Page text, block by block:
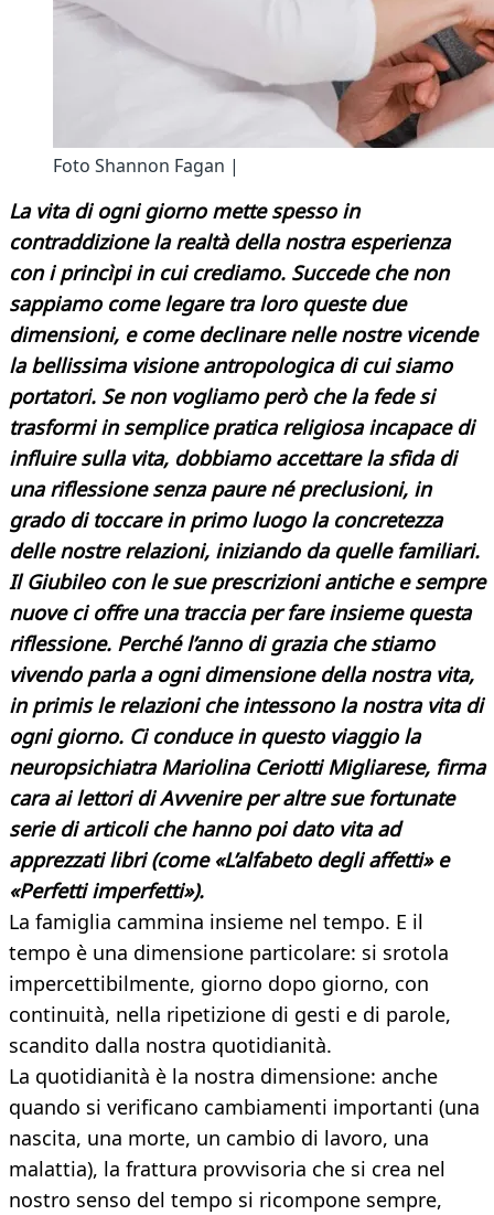
Foto Shannon Fagan |
La vita di ogni giorno mette spesso in
contraddizione la realtà della nostra esperienza
con i princìpi in cui crediamo. Succede che non
sappiamo come legare tra loro queste due
dimensioni, e come declinare nelle nostre vicende
la bellissima visione antropologica di cui siamo
portatori. Se non vogliamo però che la fede si
trasformi in semplice pratica religiosa incapace di
influire sulla vita, dobbiamo accettare la sfida di
una riflessione senza paure né preclusioni, in
grado di toccare in primo luogo la concretezza
delle nostre relazioni, iniziando da quelle familiari.
Il Giubileo con le sue prescrizioni antiche e sempre
nuove ci offre una traccia per fare insieme questa
riflessione. Perché l’anno di grazia che stiamo
vivendo parla a ogni dimensione della nostra vita,
in primis le relazioni che intessono la nostra vita di
ogni giorno. Ci conduce in questo viaggio la
neuropsichiatra Mariolina Ceriotti Migliarese, firma
cara ai lettori di Avvenire per altre sue fortunate
serie di articoli che hanno poi dato vita ad
apprezzati libri (come «L’alfabeto degli affetti» e
«Perfetti imperfetti»).
La famiglia cammina insieme nel tempo. E il
tempo è una dimensione particolare: si srotola
impercettibilmente, giorno dopo giorno, con
continuità, nella ripetizione di gesti e di parole,
scandito dalla nostra quotidianità.
La quotidianità è la nostra dimensione: anche
quando si verificano cambiamenti importanti (una
nascita, una morte, un cambio di lavoro, una
malattia), la frattura provvisoria che si crea nel
nostro senso del tempo si ricompone sempre,